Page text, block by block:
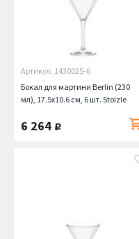
Артикул: 1430025-6
Бокал для мартини Berlin (230
мл), 17.5х10.6 см, 6 шт. Stolzle
6 264 руб.